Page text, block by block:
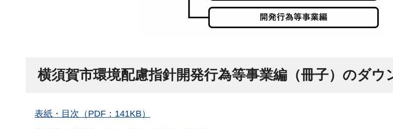
横須賀市環境配慮指針開発行為等事業編（冊子）のダウ
表紙・目次（PDF：141KB）